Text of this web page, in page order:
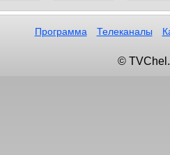
Программа Телеканалы
©